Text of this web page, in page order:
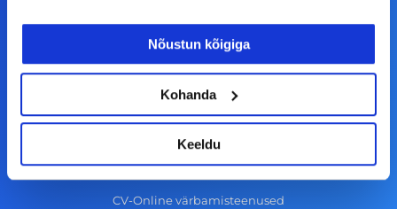
Nõustun kõigiga
Kohanda
Keeldu
-
f
m
KKK
Kasutustingimused
Tööandjale
Lisa töökuulutus CV.ee lehele
CV-Online värbamisteenused